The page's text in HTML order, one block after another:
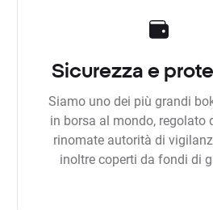
Sicurezza e
Siamo uno dei più grandi
in borsa al mondo, regolato
rinomate autorità di
inoltre coperti da fondi di